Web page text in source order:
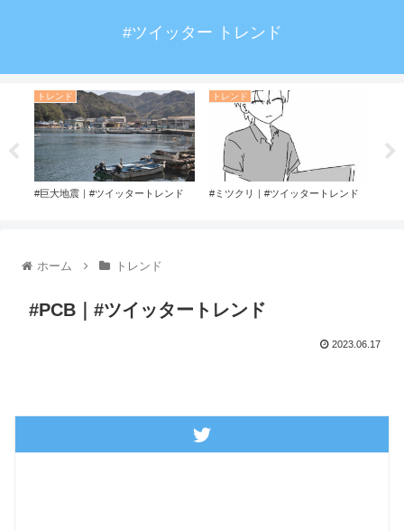
#ツイッター トレンド
トレンド
#巨大地震｜#ツイッタートレンド
トレンド
#ミツクリ｜#ツイッタートレンド
ホーム トレンド
#PCB｜#ツイッタートレンド
2023.06.17